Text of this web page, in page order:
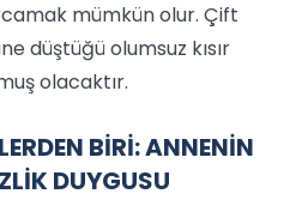
mümkün olur. Çift
düştüğü olumsuz kısır
olacaktır.
BİRİ: ANNENİN
DUYGUSU